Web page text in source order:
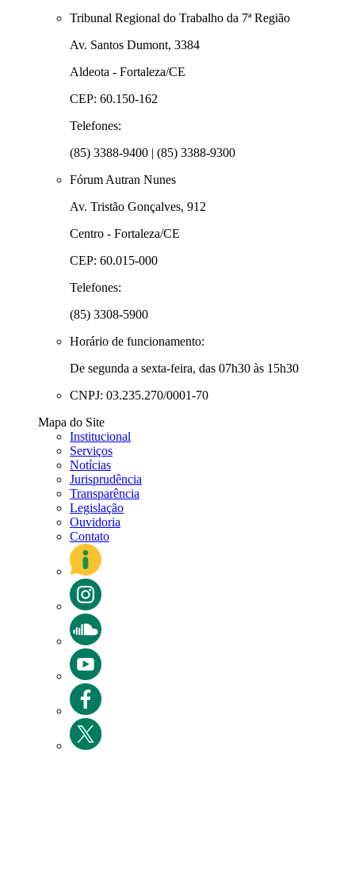
Tribunal Regional do Trabalho da 7ª Região
Av. Santos Dumont, 3384
Aldeota - Fortaleza/CE
CEP: 60.150-162
Telefones:
(85) 3388-9400 | (85) 3388-9300
Fórum Autran Nunes
Av. Tristão Gonçalves, 912
Centro - Fortaleza/CE
CEP: 60.015-000
Telefones:
(85) 3308-5900
Horário de funcionamento:
De segunda a sexta-feira, das 07h30 às 15h30
CNPJ: 03.235.270/0001-70
Mapa do Site
Institucional
Serviços
Notícias
Jurisprudência
Transparência
Legislação
Ouvidoria
Contato